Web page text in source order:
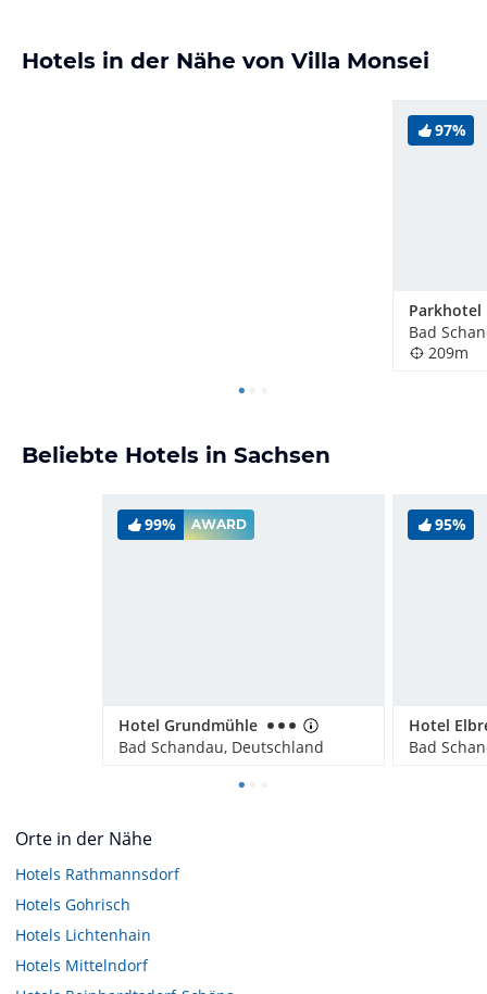
Hotels in der Nähe von Villa Monsei
97%
Bad
209m
Beliebte Hotels in Sachsen
99% AWARD
Hotel Grundmühle
Bad Schandau, Deutschland
95%
Bad
Orte in der Nähe
Hotels Rathmannsdorf
Hotels Gohrisch
Hotels Lichtenhain
Hotels Mittelndorf